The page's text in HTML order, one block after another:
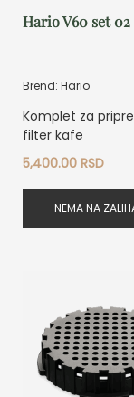
Hario V60 set 02
Brend: Hario
Komplet za
filter kafe
5,400.00 RSD
NEMA NA